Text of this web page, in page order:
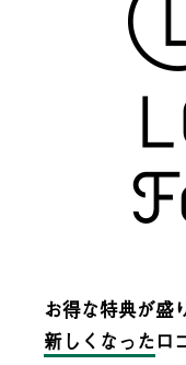
お得な特典が盛
新しくなった ロ